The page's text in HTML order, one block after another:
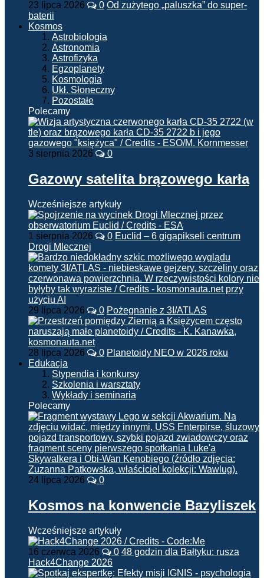
23 lipca 2026 0 Od zużytego „paluszka” do super-
baterii
Kosmos
Astrobiologia
Astronomia
Astrofizyka
Egzoplanety
Kosmologia
Ukł. Słoneczny
Pozostałe
Polecamy
3 sierpnia 2026 0
Gazowy satelita brązowego karła
Wcześniejsze artykuły
1 sierpnia 2026 0 Euclid – 6 gigapikseli centrum
Drogi Mlecznej
29 lipca 2026 0 Pożegnanie z 3I/ATLAS
28 lipca 2026 0 Planetoidy NEO w 2026 roku
Edukacja
Stypendia i konkursy
Szkolenia i warsztaty
Wykłady i seminaria
Polecamy
24 lipca 2026 0
Kosmos na konwencie Bazyliszek
Wcześniejsze artykuły
16 czerwca 2026 0 48 godzin dla Bałtyku: rusza
Hack4Change 2026